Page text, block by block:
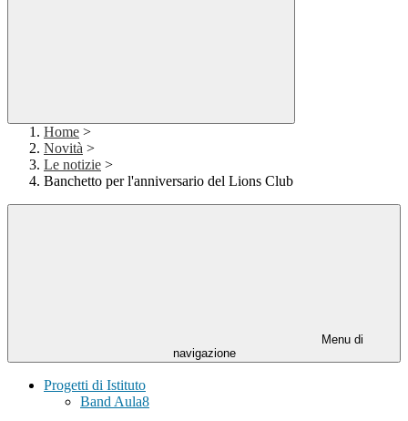
Home >
Novità >
Le notizie >
Banchetto per l'anniversario del Lions Club
Menu di
navigazione
Progetti di Istituto
Band Aula8